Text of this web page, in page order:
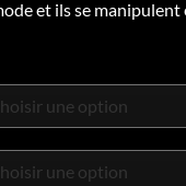
et ils se